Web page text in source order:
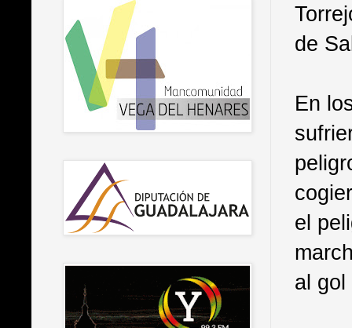
de
En
el
al gol